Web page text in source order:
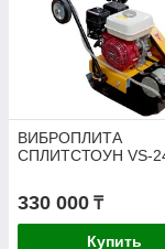
ВИБРОПЛИТА
СПЛИТСТОУН VS-
330 000 ₸
Купить